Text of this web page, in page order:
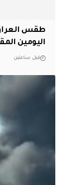
طقس
اليومين
قبل ساعتين